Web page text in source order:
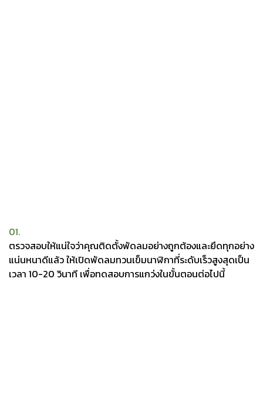
01.
ตรวจสอบให้แน่ใจว่าคุณติดตั้งพัดลมอย่างถูกต้องและยึดทุกอย่าง
แน่นหนาดีแล้ว ให้เปิดพัดลมทวนเข็มนาฬิกาที่ระดับเร็วสูงสุดเป็น
เวลา 10-20 วินาที เพื่อทดสอบการแกว่งในขั้นตอนต่อไปนี้